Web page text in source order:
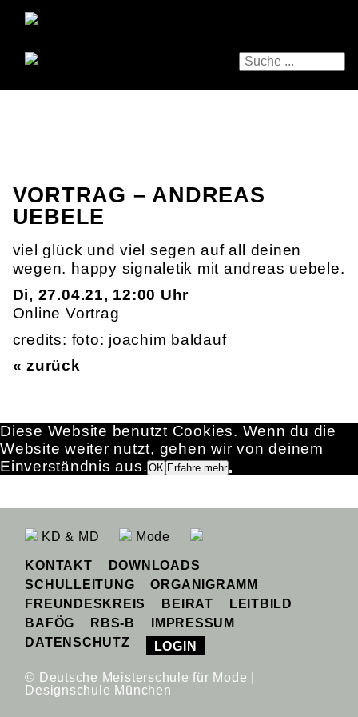
VORTRAG – ANDREAS
UEBELE
viel glück und viel segen auf all deinen
wegen. happy signaletik mit andreas uebele.
Di, 27.04.21, 12:00 Uhr
Online Vortrag
credits: foto: joachim baldauf
« zurück
KD & MD Mode
KONTAKT
DOWNLOADS
SCHULLEITUNG
ORGANIGRAMM
FREUNDESKREIS
BEIRAT
LEITBILD
BAFÖG
RBS-B
IMPRESSUM
DATENSCHUTZ
LOGIN
© Deutsche Meisterschule für Mode |
Designschule München
Diese Website benutzt Cookies. Wenn du die
Website weiter nutzt, gehen wir von deinem
Einverständnis aus.OK Erfahre mehr